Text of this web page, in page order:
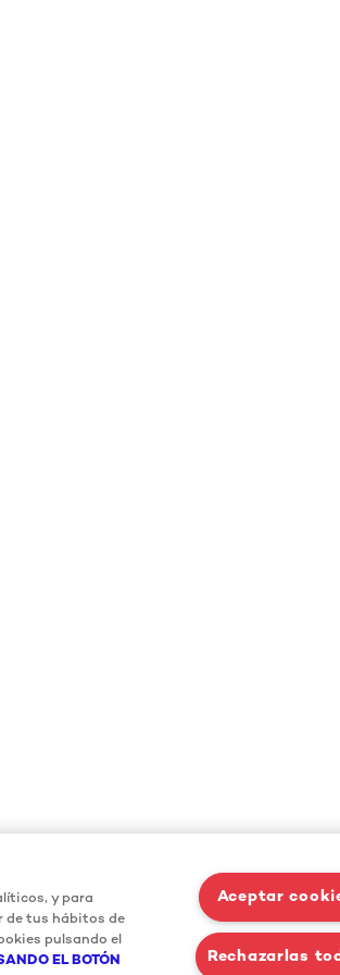
y para
de tus hábitos de
pulsando el
EL BOTÓN
Aceptar
Rechazarlas